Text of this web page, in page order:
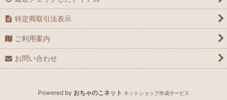
特定商取引法表示
ご利用案内
お問い合わせ
Powered by おちゃのこネット ネットショップ作成サービス